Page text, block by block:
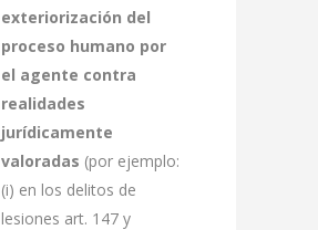
exteriorización del
proceso humano por
el agente contra
realidades
jurídicamente
valoradas (por ejemplo:
(i) en los delitos de
lesiones art. 147 y